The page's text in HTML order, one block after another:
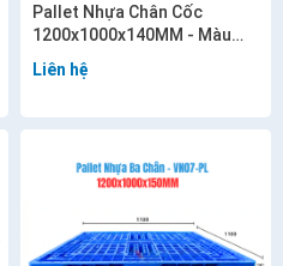
Pallet Nhựa Chân Cốc
1200x1000x140MM - Màu
Liên hệ